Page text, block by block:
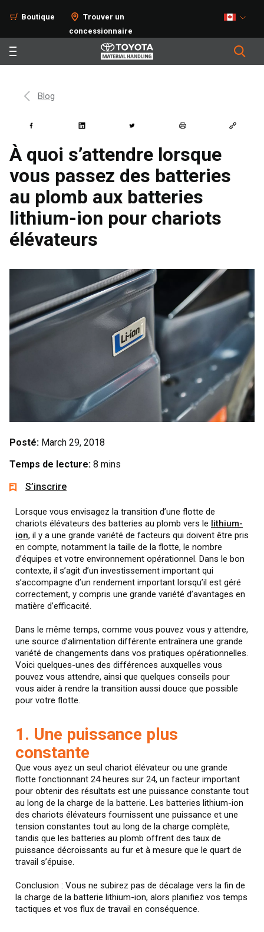
Boutique
Trouver un
concessionnaire
Blog
À quoi s’attendre lorsque
vous passez des batteries
au plomb aux batteries
lithium-ion pour chariots
élévateurs
Posté: March 29, 2018
Temps de lecture: 8 mins
S’inscrire
Lorsque vous envisagez la transition d’une flotte de
chariots élévateurs des batteries au plomb vers le lithium-
ion, il y a une grande variété de facteurs qui doivent être pris
en compte, notamment la taille de la flotte, le nombre
d’équipes et votre environnement opérationnel. Dans le bon
contexte, il s’agit d’un investissement important qui
s’accompagne d’un rendement important lorsqu’il est géré
correctement, y compris une grande variété d’avantages en
matière d’efficacité.
Dans le même temps, comme vous pouvez vous y attendre,
une source d’alimentation différente entraînera une grande
variété de changements dans vos pratiques opérationnelles.
Voici quelques-unes des différences auxquelles vous
pouvez vous attendre, ainsi que quelques conseils pour
vous aider à rendre la transition aussi douce que possible
pour votre flotte.
1. Une puissance plus
constante
Que vous ayez un seul chariot élévateur ou une grande
flotte fonctionnant 24 heures sur 24, un facteur important
pour obtenir des résultats est une puissance constante tout
au long de la charge de la batterie. Les batteries lithium-ion
des chariots élévateurs fournissent une puissance et une
tension constantes tout au long de la charge complète,
tandis que les batteries au plomb offrent des taux de
puissance décroissants au fur et à mesure que le quart de
travail s’épuise.
Conclusion : Vous ne subirez pas de décalage vers la fin de
la charge de la batterie lithium-ion, alors planifiez vos temps
tactiques et vos flux de travail en conséquence.